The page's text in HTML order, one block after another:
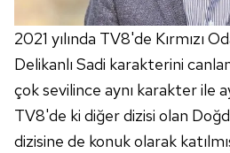
2021 yılında TV8'de Kırmızı
Delikanlı Sadi karakterini
çok sevilince aynı karakter ile
TV8'de ki diğer dizisi olan
dizisine de konuk olarak